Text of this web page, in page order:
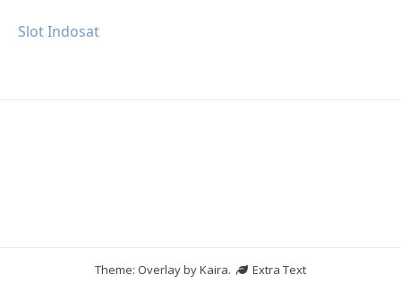
Slot Indosat
Theme: Overlay byKaira.
Extra Text